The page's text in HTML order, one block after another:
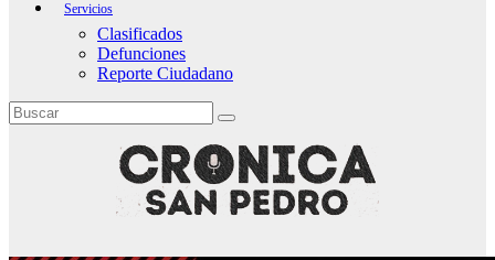
Servicios
Clasificados
Defunciones
Reporte Ciudadano